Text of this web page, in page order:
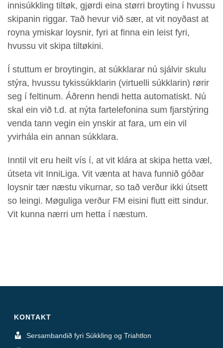
innisúkkling tiltøk, gjørdi eina størri broyting í hvussu
skipanin riggar. Tað hevur við sær, at vit noyðast at
royna ymiskar loysnir, fyri at finna ein leist fyri,
hvussu vit skipa tiltøkini.
Í stuttum er broytingin, at súkklarar nú sjálvir skulu
stýra, hvussu tykissúkklarin (virtuelli súkklarin) rørir
seg í feltinum. Áðrenn hendi hetta automatiskt. Nú
skal ein við t.d. at nýta fartelefonina sum fjarstýring
venda tann vegin ein ynskir at fara, um ein vil
yvirhála ein annan súkklara.
Inntil vit eru heilt vís í, at vit klára at skipa hetta væl,
útseta vit InniLiga. Vit vænta at hava funnið góðar
loysnir tær næstu vikurnar, so tað verður ikki útsett
so leingi. Møguliga verður FM eisini flutt eitt sindur.
Vit kunna nærri um hetta í næstum.
KONTAKT
Sersambandið fyri Súkkling og Triahtlon